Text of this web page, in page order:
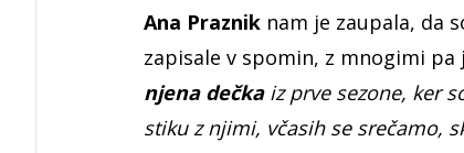
Ana Praznik nam je zaupala, da
zapisale v spomin, z mnogimi
njena dečkaiz prve sezone, ker
stiku z njimi, včasih se srečamo,